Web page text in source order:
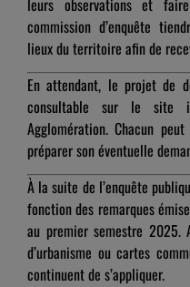
commission d’enquête
lieux du territoire afin de
En attendant, le projet de
consultable sur le site
Agglomération. Chacun
préparer son éventuelle
À la suite de l’enquête
fonction des remarques
au premier semestre 2025.
d’urbanisme ou cartes
continuent de s’appliquer.